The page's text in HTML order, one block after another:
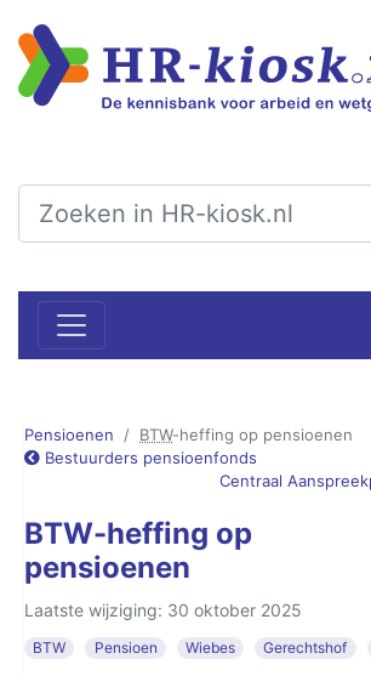
Pensioenen BTW-heffing op pensioenen
Bestuurders pensioenfonds
Centraal
BTW-heffing op
pensioenen
Laatste wijziging: 30 oktober 2025
BTW Pensioen Wiebes Gerechtshof